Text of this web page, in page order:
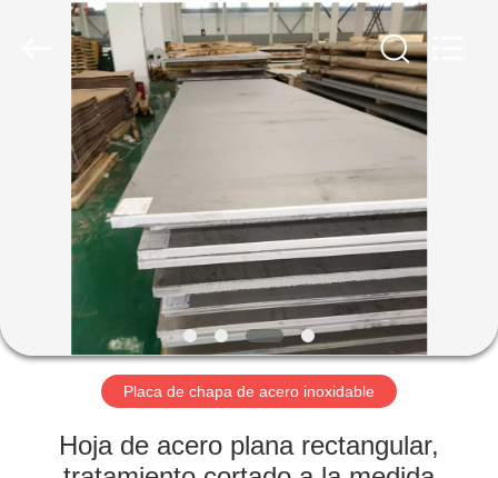
CASA
PRODUCTOS
VÍDEOS
SOBRE
NOSOTROS
HONGJINMILAI
Placa de chapa de acero inoxidable
Hoja de acero plana rectangular,